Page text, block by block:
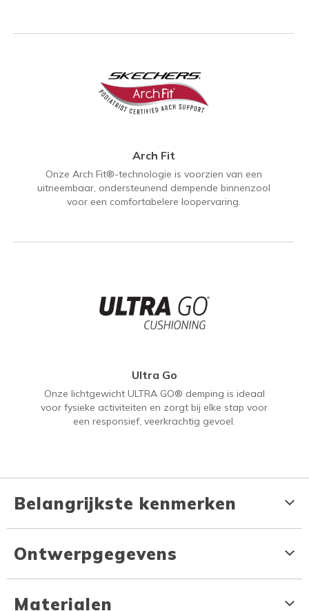
Arch Fit
Onze Arch Fit®-technologie is voorzien van een
uitneembaar, ondersteunend dempende binnenzool
voor een comfortabelere loopervaring.
Ultra Go
Onze lichtgewicht ULTRA GO® demping is ideaal
voor fysieke activiteiten en zorgt bij elke stap voor
een responsief, veerkrachtig gevoel.
Belangrijkste kenmerken
Ontwerpgegevens
Materialen